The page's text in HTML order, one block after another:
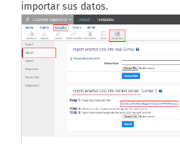
importar sus datos.